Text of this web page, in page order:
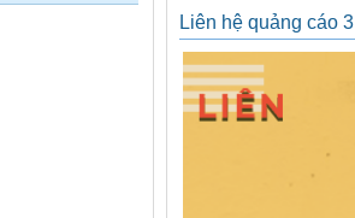
Liên hệ quảng cáo 3